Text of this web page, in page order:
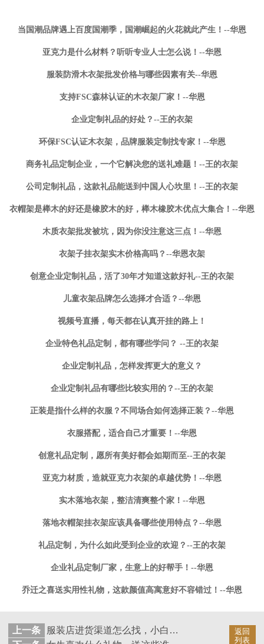
当国潮品牌遇上百度国潮季，国潮崛起的火花就此产生！--华恩
亚克力是什么材料？听听专业人士怎么说！--华恩
服装防滑木衣架批发价格与哪些因素有关--华恩
支持FSC森林认证的木衣架厂家！--华恩
企业定制礼品的好处？--王的衣架
环保FSC认证木衣架，品牌服装定制找专家！--华恩
商务礼品定制企业，一个它解决您的送礼难题！--王的衣架
公司定制礼品，这款礼品能送到中国人心坎里！--王的衣架
衣帽架是榉木的好还是橡胶木的好，榉木橡胶木优点大集合！--华恩
木质衣架批发被坑，因为你没注意这三点！--华恩
衣架子挂衣架实木价格高吗？--华恩衣架
创意企业定制礼品，活了30年才知道这款好礼--王的衣架
儿童衣架品牌怎么选择才合适？--华恩
视频号直播，每天都在认真开挂的路上！
企业特色礼品定制，都有哪些学问？ --王的衣架
企业定制礼品，怎样发挥更大的意义？
企业定制礼品有哪些比较实用的？--王的衣架
正装是指什么样的衣服？不同场合如何选择正装？--华恩
衣服搭配，适合自己才重要！--华恩
创意礼品定制，愿所有美好都会如期而至--王的衣架
亚克力材质，造就亚克力衣架的卓越优势！--华恩
实木落地衣架，整洁清爽整个家！--华恩
落地衣帽架挂衣架应该具备哪些使用特点？--华恩
礼品定制，为什么如此受到企业的欢迎？--王的衣架
企业礼品定制厂家，生意上的好帮手！--华恩
乔迁之喜送实用性礼物，这款颜值高寓意好不容错过！--华恩
返回
列表
上一条
服装店进货渠道怎么找，小白必看的四大渠道！——华恩